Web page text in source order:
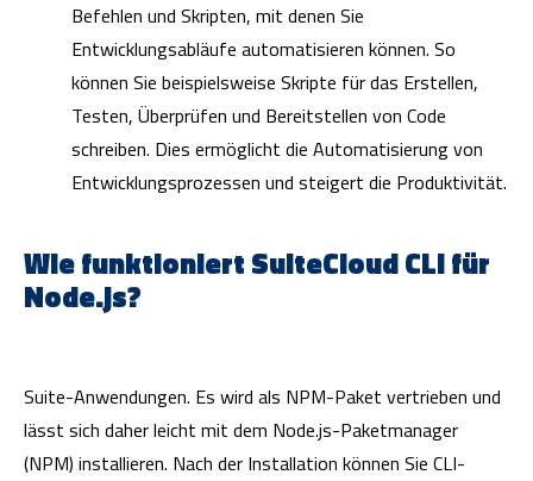
Befehlen und Skripten, mit denen Sie
Entwicklungsabläufe automatisieren können. So
können Sie beispielsweise Skripte für das Erstellen,
Testen, Überprüfen und Bereitstellen von Code
schreiben. Dies ermöglicht die Automatisierung von
Entwicklungsprozessen und steigert die Produktivität.
Wie funktioniert SuiteCloud CLI für
Node.js?
Suite-Anwendungen. Es wird als NPM-Paket vertrieben und
lässt sich daher leicht mit dem Node.js-Paketmanager
(NPM) installieren. Nach der Installation können Sie CLI-